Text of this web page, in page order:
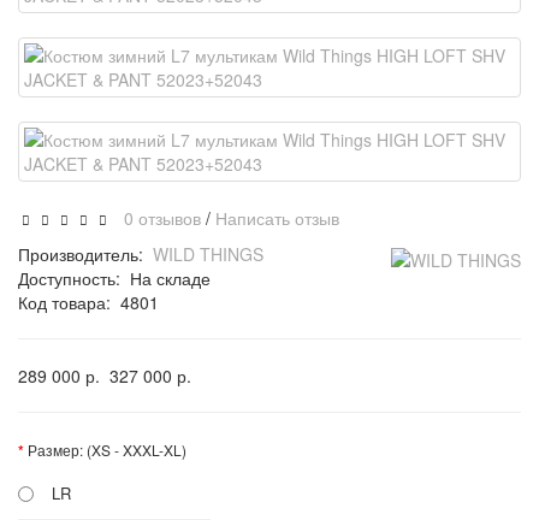
0 отзывов / Написать отзыв
Производитель: WILD THINGS
Доступность: На складе
Код товара: 4801
289 000 р. 327 000 р.
Размер: (XS - XXXL-XL)
LR